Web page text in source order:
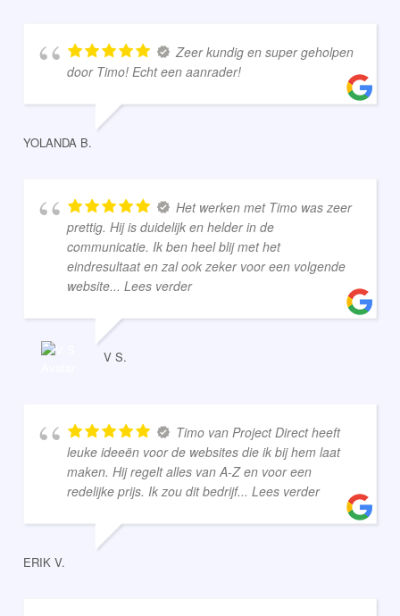
Zeer kundig en super geholpen
door Timo! Echt een aanrader!
YOLANDA B.
Het werken met Timo was zeer
prettig. Hij is duidelijk en helder in de
communicatie. Ik ben heel blij met het
eindresultaat en zal ook zeker voor een volgende
website... Lees verder
V S.
Timo van Project Direct heeft
leuke ideeën voor de websites die ik bij hem laat
maken. Hij regelt alles van A-Z en voor een
redelijke prijs. Ik zou dit bedrijf... Lees verder
ERIK V.